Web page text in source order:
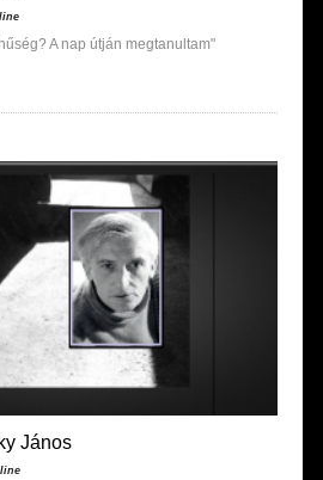
A nap útján megtanultam"
János